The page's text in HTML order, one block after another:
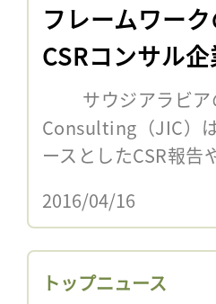
フレームワー
CSRコンサル
サウジアラビア
Consulting（JIC）
ースとしたCSR報
2016/04/16
トップニュース